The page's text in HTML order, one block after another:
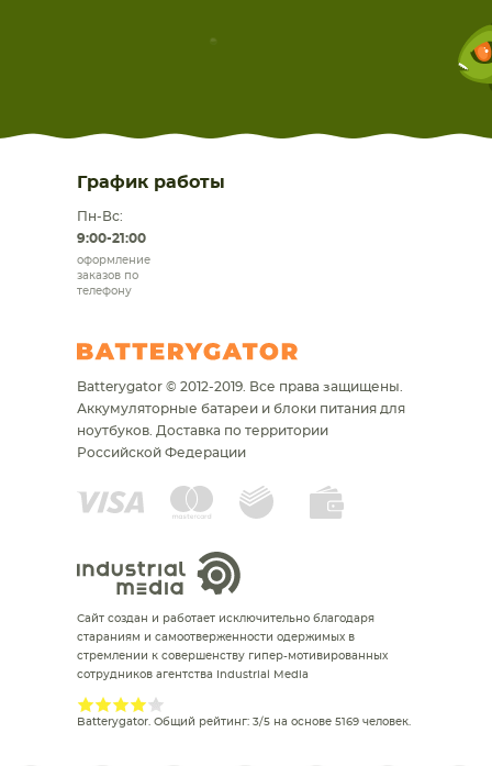
График работы
Пн-Вс:
9:00-21:00
оформление
заказов по
телефону
Batterygator © 2012-2019. Все права защищены.
Аккумуляторные батареи и блоки питания для
ноутбуков. Доставка по территории
Российской Федерации
Сайт создан и работает исключительно благодаря
стараниям и самоотверженности одержимых в
стремлении к совершенству гипер-мотивированных
сотрудников агентства Industrial Media
Batterygator. Общий рейтинг: 3/5 на основе 5169 человек.